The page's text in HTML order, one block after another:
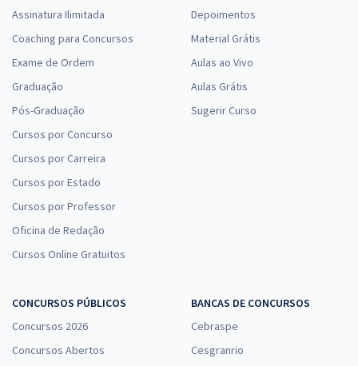
Assinatura Ilimitada
Coaching para Concursos
Exame de Ordem
Graduação
Pós-Graduação
Cursos por Concurso
Cursos por Carreira
Cursos por Estado
Cursos por Professor
Oficina de Redação
Cursos Online Gratuitos
Depoimentos
Material Grátis
Aulas ao Vivo
Aulas Grátis
Sugerir Curso
CONCURSOS PÚBLICOS
Concursos 2026
Concursos Abertos
BANCAS DE CONCURSOS
Cebraspe
Cesgranrio